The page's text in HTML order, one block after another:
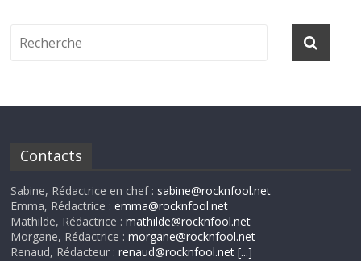
Contacts
Sabine, Rédactrice en chef : sabine@rocknfool.net
Emma, Rédactrice :emma@rocknfool.net
Mathilde, Rédactrice :mathilde@rocknfool.net
Morgane, Rédactrice :morgane@rocknfool.net
Renaud, Rédacteur :renaud@rocknfool.net [...]